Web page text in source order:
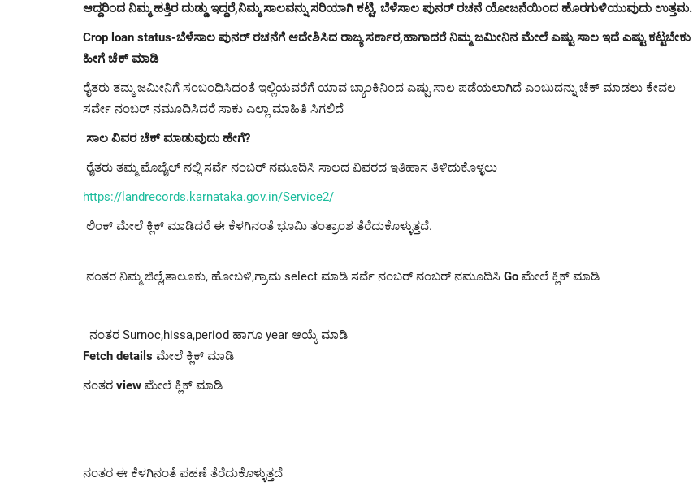
ಆದ್ದರಿಂದ ನಿಮ್ಮ ಹತ್ತಿರ ದುಡ್ಡು ಇದ್ದರೆ,ನಿಮ್ಮ ಸಾಲವನ್ನು ಸರಿಯಾಗಿ ಕಟ್ಟಿ, ಬೆಳೆಸಾಲ ಪುನರ್ ರಚನೆ ಯೋಜನೆಯಿಂದ ಹೊರಗುಳಿಯುವುದು ಉತ್ತಮ.
Crop loan status-ಬೆಳೆಸಾಲ ಪುನರ್ ರಚನೆಗೆ ಆದೇಶಿಸಿದ ರಾಜ್ಯ ಸರ್ಕಾರ,ಹಾಗಾದರೆ ನಿಮ್ಮ ಜಮೀನಿನ ಮೇಲೆ ಎಷ್ಟು ಸಾಲ ಇದೆ ಎಷ್ಟು ಕಟ್ಟಬೇಕು
ಹೀಗೆ ಚೆಕ್ ಮಾಡಿ
ರೈತರು ತಮ್ಮ ಜಮೀನಿಗೆ ಸಂಬಂಧಿಸಿದಂತೆ ಇಲ್ಲಿಯವರೆಗೆ ಯಾವ ಬ್ಯಾಂಕಿನಿಂದ ಎಷ್ಟು ಸಾಲ ಪಡೆಯಲಾಗಿದೆ ಎಂಬುದನ್ನು ಚೆಕ್ ಮಾಡಲು ಕೇವಲ
ಸರ್ವೇ ನಂಬರ್ ನಮೂದಿಸಿದರೆ ಸಾಕು ಎಲ್ಲಾ ಮಾಹಿತಿ ಸಿಗಲಿದೆ
ಸಾಲ ವಿವರ ಚೆಕ್ ಮಾಡುವುದು ಹೇಗೆ?
ರೈತರು ತಮ್ಮ ಮೊಬೈಲ್ ನಲ್ಲಿ ಸರ್ವೆ ನಂಬರ್ ನಮೂದಿಸಿ ಸಾಲದ ವಿವರದ ಇತಿಹಾಸ ತಿಳಿದುಕೊಳ್ಳಲು
https://landrecords.karnataka.gov.in/Service2/
ಲಿಂಕ್ ಮೇಲೆ ಕ್ಲಿಕ್ ಮಾಡಿದರೆ ಈ ಕೆಳಗಿನಂತೆ ಭೂಮಿ ತಂತ್ರಾಂಶ ತೆರೆದುಕೊಳ್ಳುತ್ತದೆ.
ನಂತರ ನಿಮ್ಮ ಜಿಲ್ಲೆ,ತಾಲೂಕು, ಹೋಬಳಿ,ಗ್ರಾಮ select ಮಾಡಿ ಸರ್ವೆ ನಂಬರ್ ನಂಬರ್ ನಮೂದಿಸಿ Go ಮೇಲೆ ಕ್ಲಿಕ್ ಮಾಡಿ
ನಂತರ Surnoc,hissa,period ಹಾಗೂ year ಆಯ್ಕೆ ಮಾಡಿ
Fetch details ಮೇಲೆ ಕ್ಲಿಕ್ ಮಾಡಿ
ನಂತರ view ಮೇಲೆ ಕ್ಲಿಕ್ ಮಾಡಿ
ನಂತರ ಈ ಕೆಳಗಿನಂತೆ ಪಹಣೆ ತೆರೆದುಕೊಳ್ಳುತ್ತದೆ